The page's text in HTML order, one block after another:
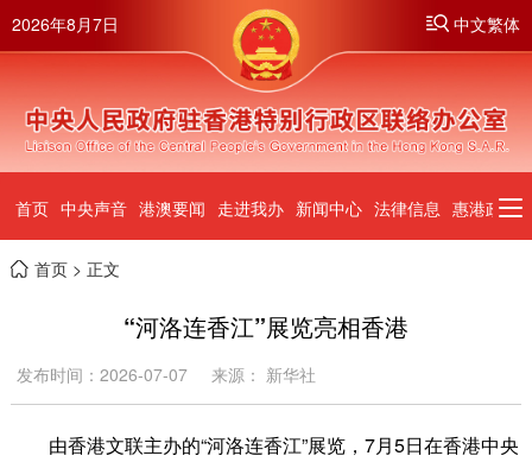
2026年8月7日 中文繁体
首页 中央声音 港澳要闻 走进我办 新闻中心 法律信息 惠港政策
首页> 正文
“河洛连香江”展览亮相香港
发布时间：2026-07-07 来源： 新华社
由香港文联主办的“河洛连香江”展览，7月5日在香港中央